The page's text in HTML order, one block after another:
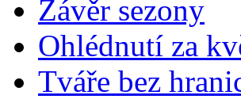
Závěr sezony
Ohlédnutí za
Tváře bez